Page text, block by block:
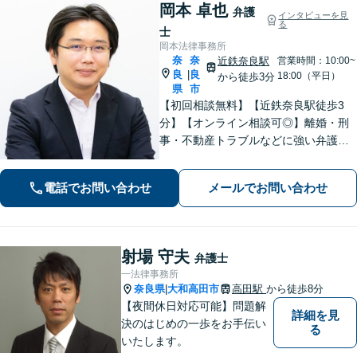
岡本 卓也 弁護
士
インタビューを見
る
岡本法律事務所
奈
良
県
奈
良
市
近鉄奈良駅
から徒歩3分
営業時間：10:00~
18:00（平日）
【初回相談無料】【近鉄奈良駅徒歩3
分】【オンライン相談可◎】離婚・刑
事・不動産トラブルなどに強い弁護士
対応しています。お一人で悩まれず、
まずはお気軽に電話いただけたらと思
います。【土日夜間面談】【出張相
談】
電話でお問い合わせ メールでお問い合わせ
射場 守夫 弁護士
一法律事務所
奈良県|大和高田市 高田駅 から徒歩8分
【夜間休日対応可能】問題解
決のはじめの一歩をお手伝い
いたします。
詳細を見
る